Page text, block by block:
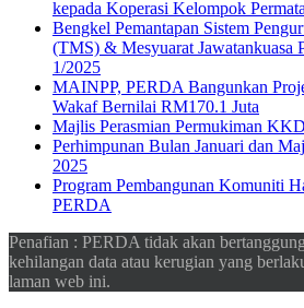
kepada Koperasi Kelompok
Bengkel Pemantapan Sistem
(TMS) & Mesyuarat Jawatankuasa
1/2025
MAINPP, PERDA Bangunkan
Wakaf Bernilai RM170.1 Juta
Majlis Perasmian Permukiman
Perhimpunan Bulan Januari dan
2025
Program Pembangunan Komuniti
PERDA
Penafian : PERDA tidak akan
kehilangan data atau kerugian yang
laman web ini.